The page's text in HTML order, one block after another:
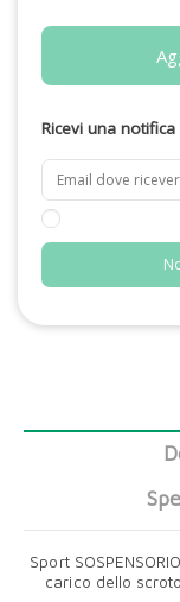
Ricevi una
Sport
carico dello